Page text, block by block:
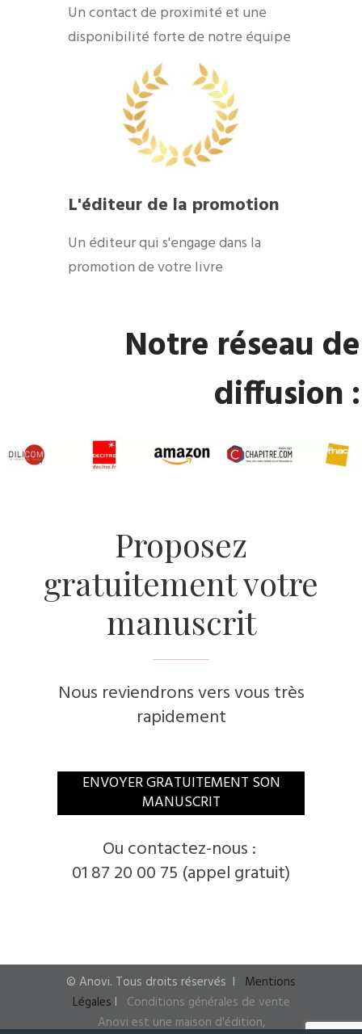
​Un contact de proximité et une
disponibilité forte de notre équipe
​L'éditeur de la promotion
​Un éditeur qui s'engage dans la
promotion de votre livre
​Notre réseau de
diffusion :
​Proposez
gratuitement votre
manuscrit
Nous reviendrons vers vous très
rapidement
​ENVOYER GRATUITEMENT SON
MANUSCRIT
​Ou contactez-nous :
01 87 20 00 75 (appel gratuit)
© ​Anovi. ​Tous droits réservés I ​ Mentions
Légales I Conditions générales de vente
Anovi est une maison d'édition,